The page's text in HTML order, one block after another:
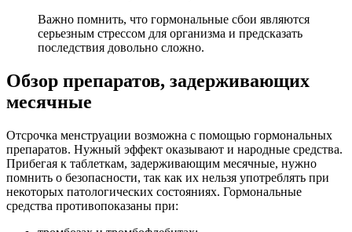
Важно помнить, что гормональные сбои являются
серьезным стрессом для организма и предсказать
последствия довольно сложно.
Обзор препаратов, задерживающих
месячные
Отсрочка менструации возможна с помощью гормональных
препаратов. Нужный эффект оказывают и народные средства.
Прибегая к таблеткам, задерживающим месячные, нужно
помнить о безопасности, так как их нельзя употреблять при
некоторых патологических состояниях. Гормональные
средства противопоказаны при: